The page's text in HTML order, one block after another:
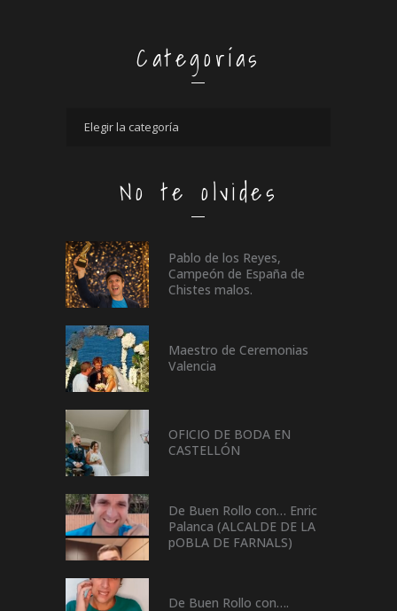
Categorías
No te olvides
Pablo de los Reyes,
Campeón de España de
Chistes malos.
Maestro de Ceremonias
Valencia
OFICIO DE BODA EN
CASTELLÓN
De Buen Rollo con… Enric
Palanca (ALCALDE DE LA
pOBLA DE FARNALS)
De Buen Rollo con….